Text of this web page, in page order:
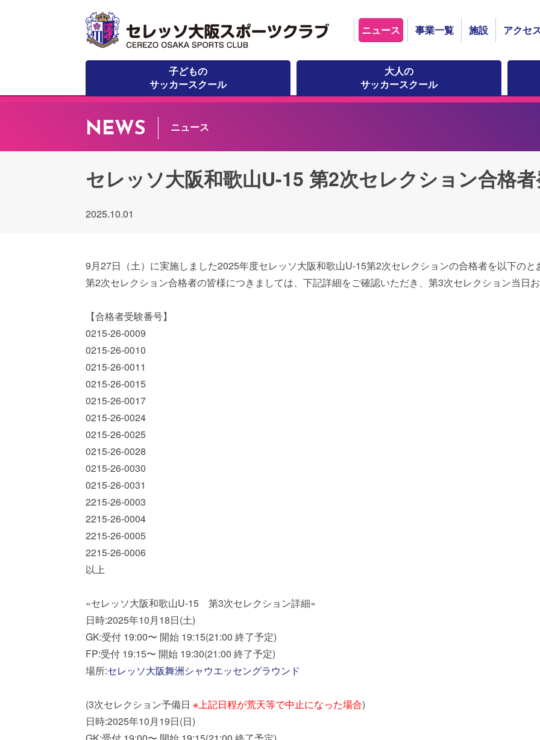
ニュース 事業一覧 施設 アクセ
子どもの
サッカースクール
大人の
サッカースクール
NEWS ニュース
セレッソ大阪和歌山U-15 第2次セレクション合格
2025.10.01
9月27日（土）に実施しました2025年度セレッソ大阪和歌山U-15第2次セレクションの合格者を以下のと
第2次セレクション合格者の皆様につきましては、下記詳細をご確認いただき、第3次セレクション当日お
【合格者受験番号】
0215-26-0009
0215-26-0010
0215-26-0011
0215-26-0015
0215-26-0017
0215-26-0024
0215-26-0025
0215-26-0028
0215-26-0030
0215-26-0031
2215-26-0003
2215-26-0004
2215-26-0005
2215-26-0006
以上
«セレッソ大阪和歌山U-15 第3次セレクション詳細»
日時:2025年10月18日(土)
GK:受付 19:00〜 開始 19:15(21:00 終了予定)
FP:受付 19:15〜 開始 19:30(21:00 終了予定)
場所:セレッソ大阪舞洲シャウエッセングラウンド
(3次セレクション予備日 ※上記日程が荒天等で中止になった場合)
日時:2025年10月19日(日)